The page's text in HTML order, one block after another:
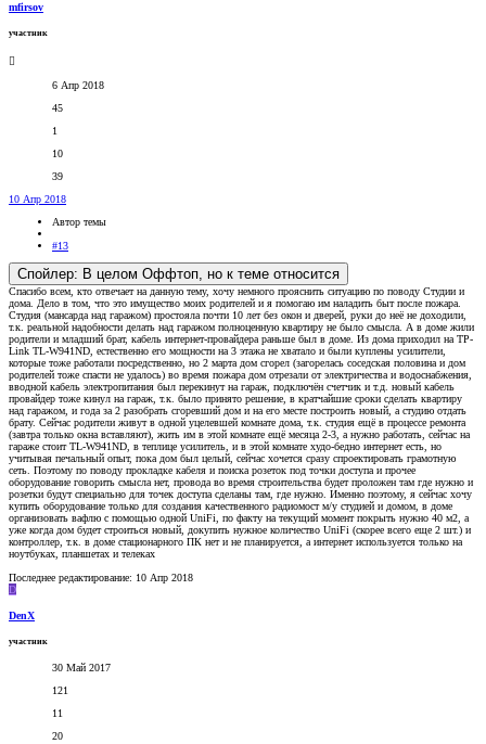
mfirsov
участник
6 Апр 2018
45
1
10
39
10 Апр 2018
Автор темы
#13
Спойлер: В целом Оффтоп, но к теме относится
Спасибо всем, кто отвечает на данную тему, хочу немного прояснить ситуацию по поводу Студии и
дома. Дело в том, что это имущество моих родителей и я помогаю им наладить быт после пожара.
Студия (мансарда над гаражом) простояла почти 10 лет без окон и дверей, руки до неё не доходили,
т.к. реальной надобности делать над гаражом полноценную квартиру не было смысла. А в доме жили
родители и младший брат, кабель интернет-провайдера раньше был в доме. Из дома приходил на TP-
Link TL-W941ND, естественно его мощности на 3 этажа не хватало и были куплены усилители,
которые тоже работали посредственно, но 2 марта дом сгорел (загорелась соседская половина и дом
родителей тоже спасти не удалось) во время пожара дом отрезали от электричества и водоснабжения,
вводной кабель электропитания был перекинут на гараж, подключён счетчик и т.д. новый кабель
провайдер тоже кинул на гараж, т.к. было принято решение, в кратчайшие сроки сделать квартиру
над гаражом, и года за 2 разобрать сгоревший дом и на его месте построить новый, а студию отдать
брату. Сейчас родители живут в одной уцелевшей комнате дома, т.к. студия ещё в процессе ремонта
(завтра только окна вставляют), жить им в этой комнате ещё месяца 2-3, а нужно работать, сейчас на
гараже стоит TL-W941ND, в теплице усилитель, и в этой комнате худо-бедно интернет есть, но
учитывая печальный опыт, пока дом был целый, сейчас хочется сразу спроектировать грамотную
сеть. Поэтому по поводу прокладке кабеля и поиска розеток под точки доступа и прочее
оборудование говорить смысла нет, провода во время строительства будет проложен там где нужно и
розетки будут специально для точек доступа сделаны там, где нужно. Именно поэтому, я сейчас хочу
купить оборудование только для создания качественного радиомост м/у студией и домом, в доме
организовать вафлю с помощью одной UniFi, по факту на текущий момент покрыть нужно 40 м2, а
уже когда дом будет строиться новый, докупить нужное количество UniFi (скорее всего еще 2 шт.) и
контроллер, т.к. в доме стационарного ПК нет и не планируется, а интернет используется только на
ноутбуках, планшетах и телеках
Последнее редактирование: 10 Апр 2018
D
DenX
участник
30 Май 2017
121
11
20